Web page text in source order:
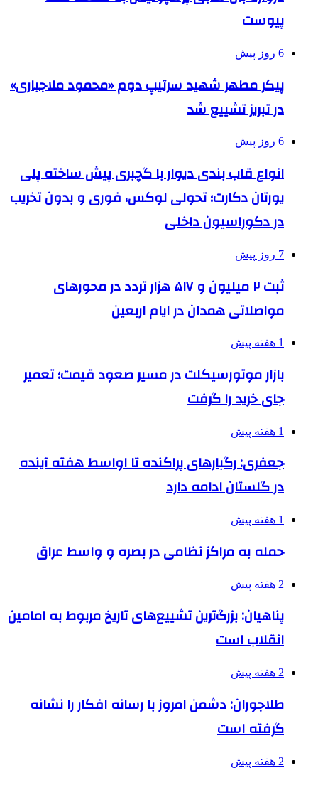
پیوست
6 روز پیش
پیکر مطهر شهید سرتیپ دوم «محمود ملاجباری»
در تبریز تشییع شد
6 روز پیش
انواع قاب بندی دیوار با گچبری پیش ساخته پلی
یورتان دکارت؛ تحولی لوکس، فوری و بدون تخریب
در دکوراسیون داخلی
7 روز پیش
ثبت ۲ میلیون و ۵۱۷ هزار تردد در محورهای
مواصلاتی همدان در ایام اربعین
1 هفته پیش
بازار موتورسیکلت در مسیر صعود قیمت؛ تعمیر
جای خرید را گرفت
1 هفته پیش
جعفری: رگبارهای پراکنده تا اواسط هفته آینده
در گلستان ادامه دارد
1 هفته پیش
حمله به مراکز نظامی در بصره و واسط عراق
2 هفته پیش
پناهیان: بزرگ‌ترین تشییع‌های تاریخ مربوط به امامین
انقلاب است
2 هفته پیش
طلاجوران: دشمن امروز با رسانه افکار را نشانه
گرفته است
2 هفته پیش